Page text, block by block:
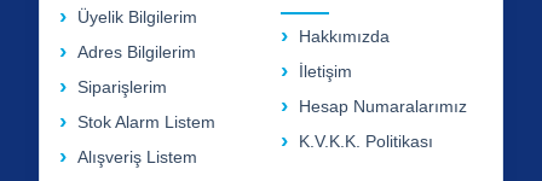
Üyelik Bilgilerim
Adres Bilgilerim
Siparişlerim
Stok Alarm Listem
Alışveriş Listem
Hakkımızda
İletişim
Hesap Numaralarımız
K.V.K.K. Politikası